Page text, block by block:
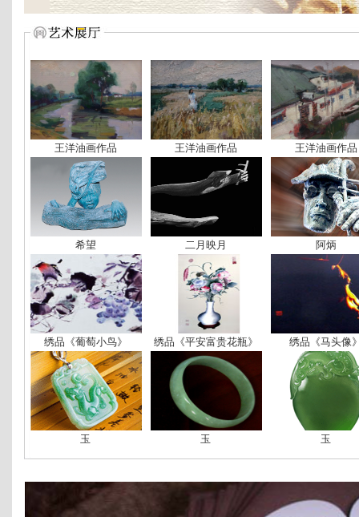
王洋油画作品 王洋油画作品 王洋油画作品
希望 二月映月 阿炳
绣品《葡萄小鸟》 绣品《平安富贵花瓶》 绣品《马头像
玉 玉 玉